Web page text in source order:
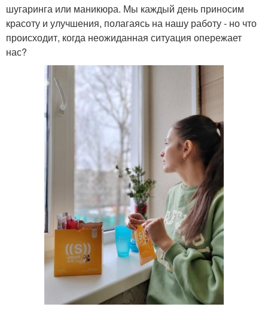
шугаринга или маникюра. Мы каждый день приносим
красоту и улучшения, полагаясь на нашу работу - но что
происходит, когда неожиданная ситуация опережает
нас?